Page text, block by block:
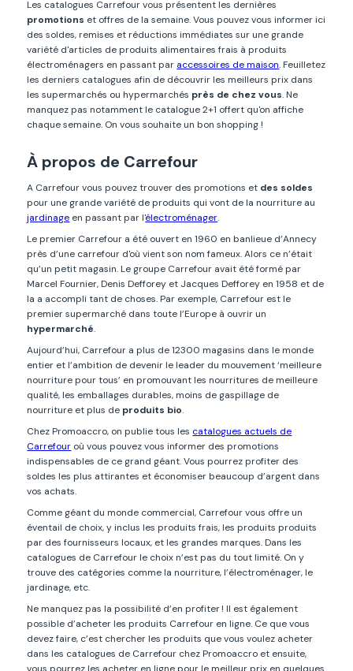
Les catalogues Carrefour vous présentent les dernières
promotions et offres de la semaine. Vous pouvez vous informer ici
des soldes, remises et réductions immédiates sur une grande
variété d'articles de produits alimentaires frais à produits
électroménagers en passant par accessoires de maison. Feuilletez
les derniers catalogues afin de découvrir les meilleurs prix dans
les supermarchés ou hypermarchés près de chez vous. Ne
manquez pas notamment le catalogue 2+1 offert qu'on affiche
chaque semaine. On vous souhaite un bon shopping !
À propos de Carrefour
A Carrefour vous pouvez trouver des promotions et des soldes
pour une grande variété de produits qui vont de la nourriture au
jardinage en passant par l'électroménager.
Le premier Carrefour a été ouvert en 1960 en banlieue d’Annecy
près d’une carrefour d'où vient son nom fameux. Alors ce n’était
qu’un petit magasin. Le groupe Carrefour avait été formé par
Marcel Fournier, Denis Defforey et Jacques Defforey en 1958 et de
la a accompli tant de choses. Par exemple, Carrefour est le
premier supermarché dans toute l’Europe à ouvrir un
hypermarché.
Aujourd’hui, Carrefour a plus de 12300 magasins dans le monde
entier et l’ambition de devenir le leader du mouvement ‘meilleure
nourriture pour tous’ en promouvant les nourritures de meilleure
qualité, les emballages durables, moins de gaspillage de
nourriture et plus de produits bio.
Chez Promoaccro, on publie tous les catalogues actuels de
Carrefour où vous pouvez vous informer des promotions
indispensables de ce grand géant. Vous pourrez profiter des
soldes les plus attirantes et économiser beaucoup d’argent dans
vos achats.
Comme géant du monde commercial, Carrefour vous offre un
éventail de choix, y inclus les produits frais, les produits produits
par des fournisseurs locaux, et les grandes marques. Dans les
catalogues de Carrefour le choix n’est pas du tout limité. On y
trouve des catégories comme la nourriture, l’électroménager, le
jardinage, etc.
Ne manquez pas la possibilité d’en profiter ! Il est également
possible d’acheter les produits Carrefour en ligne. Ce que vous
devez faire, c’est chercher les produits que vous voulez acheter
dans les catalogues de Carrefour chez Promoaccro et ensuite,